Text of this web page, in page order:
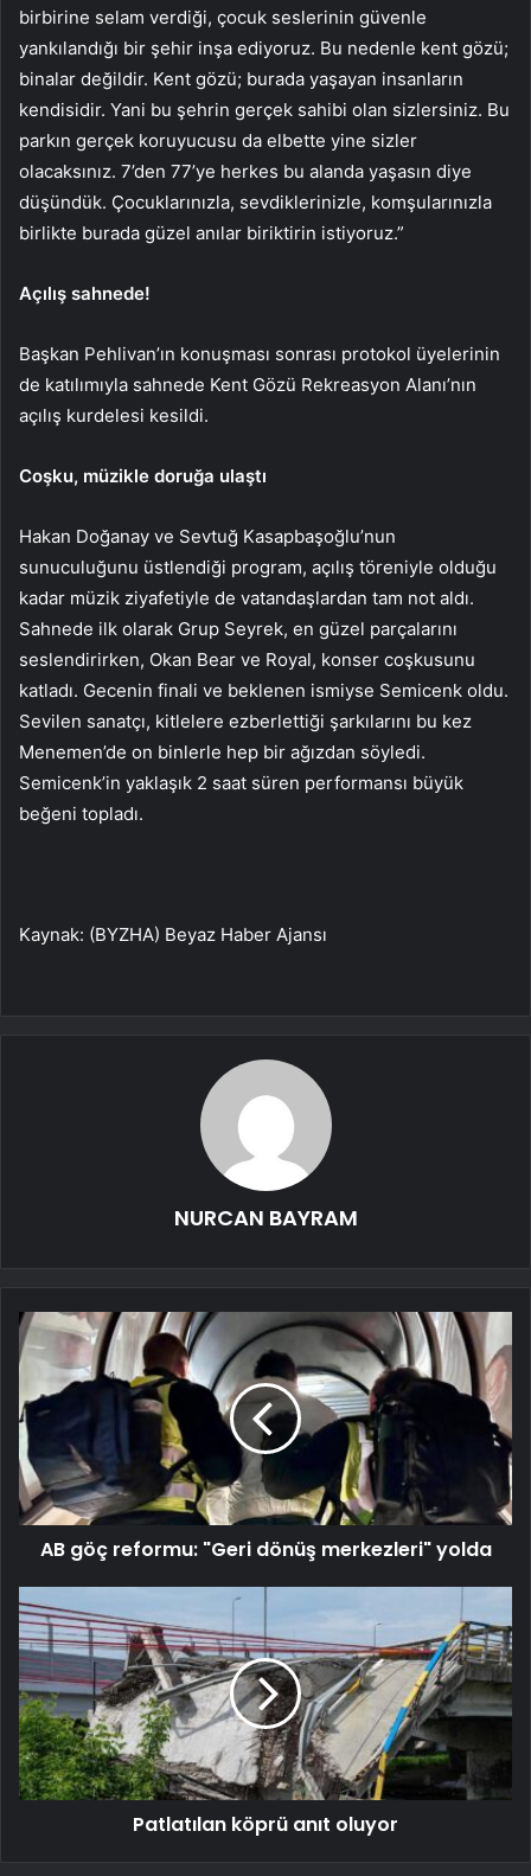
birbirine selam verdiği, çocuk seslerinin güvenle
yankılandığı bir şehir inşa ediyoruz. Bu nedenle kent gözü;
binalar değildir. Kent gözü; burada yaşayan insanların
kendisidir. Yani bu şehrin gerçek sahibi olan sizlersiniz. Bu
parkın gerçek koruyucusu da elbette yine sizler
olacaksınız. 7’den 77’ye herkes bu alanda yaşasın diye
düşündük. Çocuklarınızla, sevdiklerinizle, komşularınızla
birlikte burada güzel anılar biriktirin istiyoruz.”
Açılış sahnede!
Başkan Pehlivan’ın konuşması sonrası protokol üyelerinin
de katılımıyla sahnede Kent Gözü Rekreasyon Alanı’nın
açılış kurdelesi kesildi.
Coşku, müzikle doruğa ulaştı
Hakan Doğanay ve Sevtuğ Kasapbaşoğlu’nun
sunuculuğunu üstlendiği program, açılış töreniyle olduğu
kadar müzik ziyafetiyle de vatandaşlardan tam not aldı.
Sahnede ilk olarak Grup Seyrek, en güzel parçalarını
seslendirirken, Okan Bear ve Royal, konser coşkusunu
katladı. Gecenin finali ve beklenen ismiyse Semicenk oldu.
Sevilen sanatçı, kitlelere ezberlettiği şarkılarını bu kez
Menemen’de on binlerle hep bir ağızdan söyledi.
Semicenk’in yaklaşık 2 saat süren performansı büyük
beğeni topladı.
Kaynak: (BYZHA) Beyaz Haber Ajansı
NURCAN BAYRAM
AB göç reformu: "Geri dönüş merkezleri" yolda
Patlatılan köprü anıt oluyor